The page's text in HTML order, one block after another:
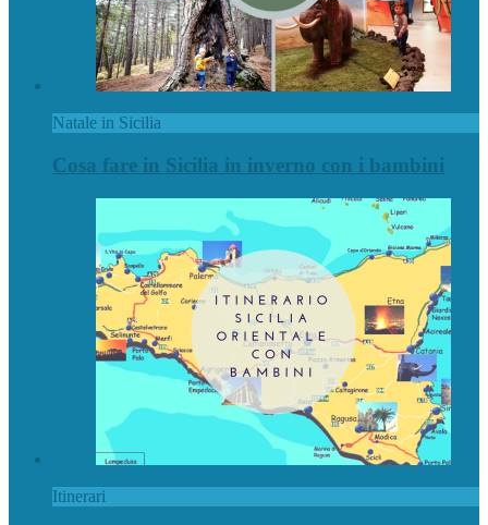
Natale in Sicilia
Cosa fare in Sicilia in inverno con i bambini
Itinerari